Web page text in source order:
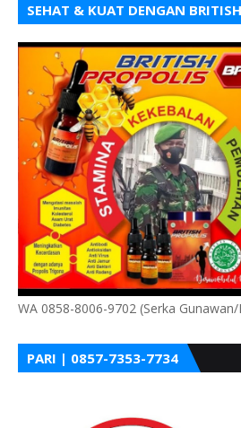
SEHAT & KUAT DENGAN
WA 0858-8006-9702 (Serka
PARI | 0857-7353-7734